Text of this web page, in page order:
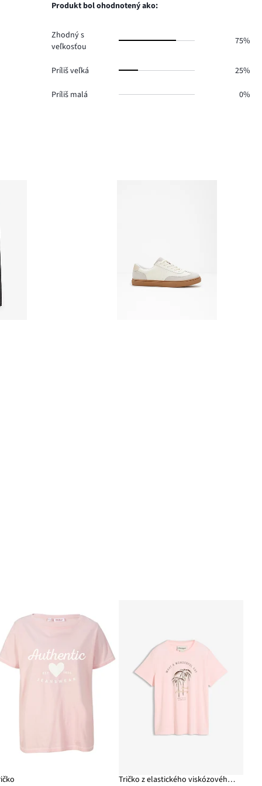
hlasov
Produkt bol ohodnotený ako:
Zhodný s
veľkosťou
75%
Príliš veľká 25%
Príliš malá 0%
Tričko z elastického viskózového mixu